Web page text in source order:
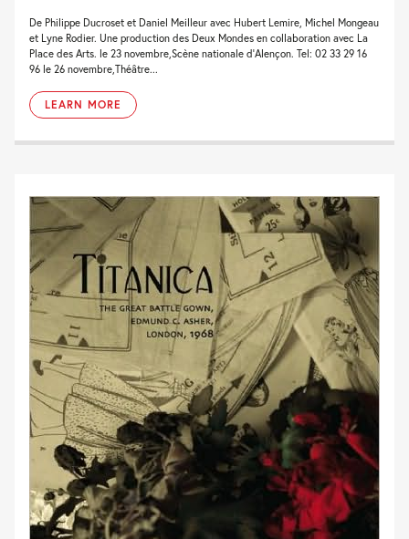
De Philippe Ducroset et Daniel Meilleur avec Hubert Lemire, Michel Mongeau
et Lyne Rodier. Une production des Deux Mondes en collaboration avec La
Place des Arts. le 23 novembre,Scène nationale d’Alençon. Tel: 02 33 29 16
96 le 26 novembre,Théâtre...
LEARN MORE